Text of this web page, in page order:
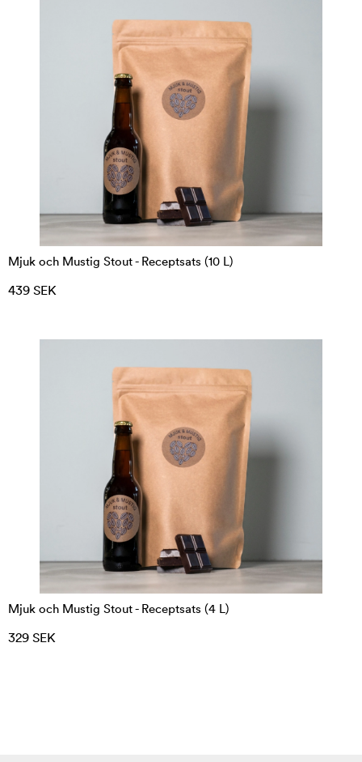
Passar receptsatser för nybörjare?
Mjuk och Mustig Stout - Receptsats (10 L)
439 SEK
Mjuk och Mustig Stout - Receptsats (4 L)
329 SEK